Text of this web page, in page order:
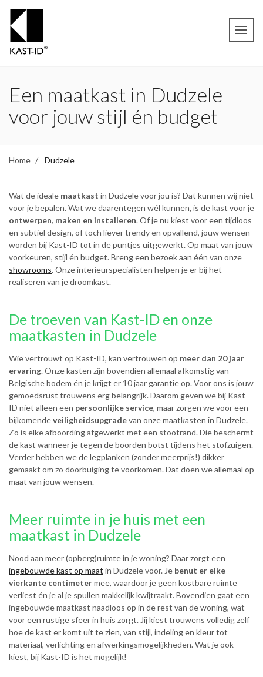
Een maatkast in Dudzele
voor jouw stijl én budget
Home Dudzele
Wat de ideale maatkast in Dudzele voor jou is? Dat kunnen wij niet
voor je bepalen. Wat we daarentegen wél kunnen, is de kast voor je
ontwerpen, maken en installeren. Of je nu kiest voor een tijdloos
en subtiel design, of toch liever trendy en opvallend, jouw wensen
worden bij Kast-ID tot in de puntjes uitgewerkt. Op maat van jouw
voorkeuren, stijl én budget. Breng een bezoek aan één van onze
showrooms. Onze interieurspecialisten helpen je er bij het
realiseren van je droomkast.
De troeven van Kast-ID en onze
maatkasten in Dudzele
Wie vertrouwt op Kast-ID, kan vertrouwen op meer dan 20 jaar
ervaring. Onze kasten zijn bovendien allemaal afkomstig van
Belgische bodem én je krijgt er 10 jaar garantie op. Voor ons is jouw
gemoedsrust trouwens erg belangrijk. Daarom geven we bij Kast-
ID niet alleen een persoonlijke service, maar zorgen we voor een
bijkomendeveiligheidsupgradevan onze maatkasten in Dudzele.
Zo is elke afboording afgewerkt met een stootrand. Die beschermt
de kast wanneer je tegen de boorden botst tijdens het stofzuigen.
Verder hebben we de legplanken (zonder meerprijs!) dikker
gemaakt om zo doorbuiging te voorkomen. Dat doen we allemaal op
maat van jouw wensen.
Meer ruimte in je huis met een
maatkast in Dudzele
Nood aan meer (opberg)ruimte in je woning? Daar zorgt een
ingebouwde kast op maat in Dudzele voor. Je benut er elke
vierkante centimetermee, waardoor je geen kostbare ruimte
verliest én je al je spullen makkelijk kwijtraakt. Bovendien gaat een
ingebouwde maatkast naadloos op in de rest van de woning, wat
voor een rustige sfeer in huis zorgt. Jij kiest trouwens volledig zelf
hoe de kast er komt uit te zien, van stijl, indeling en kleur tot
materiaal, verlichting en afwerkingsmogelijkheden. Wat je ook
kiest, bij Kast-ID is het mogelijk!